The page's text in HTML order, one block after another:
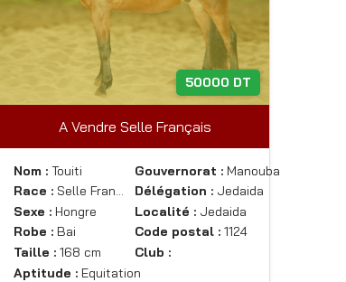
50000 DT
A Vendre Selle Français
Nom : Touiti
Race : Selle Fran…
Sexe : Hongre
Robe : Bai
Taille : 168 cm
Aptitude : Equitation
Gouvernorat : Manouba
Délégation : Jedaida
Localité : Jedaida
Code postal : 1124
Club :